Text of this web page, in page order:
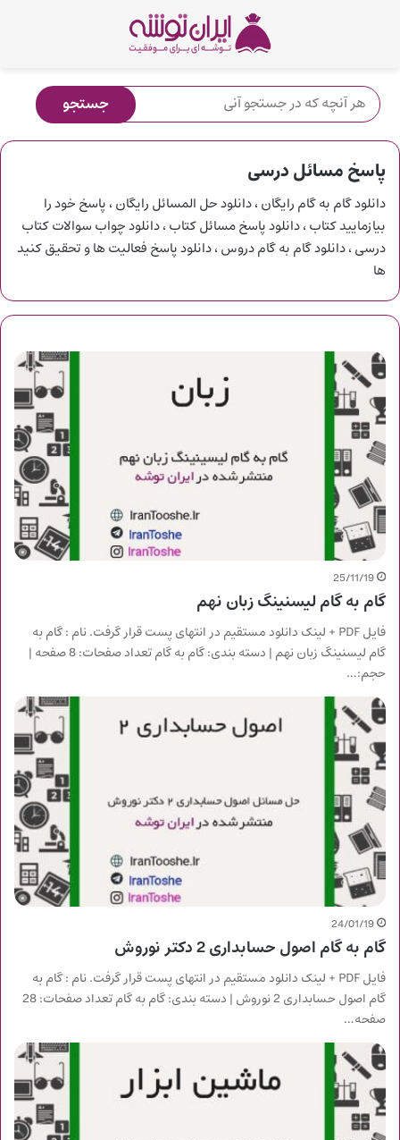
پاسخ مسائل درسی
دانلود گام به گام رایگان ، دانلود حل المسائل رایگان ، پاسخ خود را
بیازمایید کتاب ، دانلود پاسخ مسائل کتاب ، دانلود چواب سوالات کتاب
درسی ، دانلود گام به گام دروس ، دانلود پاسخ فعالیت ها و تحقیق کنید
ها
25/11/19
گام به گام لیسنینگ زبان نهم
فایل PDF + لینک دانلود مستقیم در انتهای پست قرار گرفت. نام : گام به
گام لیسنینگ زبان نهم | دسته بندی: گام به گام تعداد صفحات: 8 صفحه |
حجم:…
24/01/19
گام به گام اصول حسابداری 2 دکتر نوروش
فایل PDF + لینک دانلود مستقیم در انتهای پست قرار گرفت. نام : گام به
گام اصول حسابداری 2 نوروش | دسته بندی: گام به گام تعداد صفحات: 28
صفحه…